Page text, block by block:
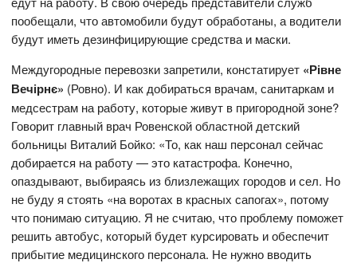
пообещали, что автомобили будут обработаны, а водители
будут иметь дезинфицирующие средства и маски.
Междугородные перевозки запретили, констатирует «Рівне
Вечірнє» (Ровно). И как добираться врачам, санитаркам и
медсестрам на работу, которые живут в пригородной зоне?
Говорит главный врач Ровенской областной детский
больницы Виталий Бойко: «То, как наш персонал сейчас
добирается на работу — это катастрофа. Конечно,
опаздывают, выбираясь из близлежащих городов и сел. Но
не буду я стоять «на воротах в красных сапогах», потому
что понимаю ситуацию. Я не считаю, что проблему поможет
решить автобус, который будет курсировать и обеспечит
прибытие медицинского персонала. Не нужно вводить